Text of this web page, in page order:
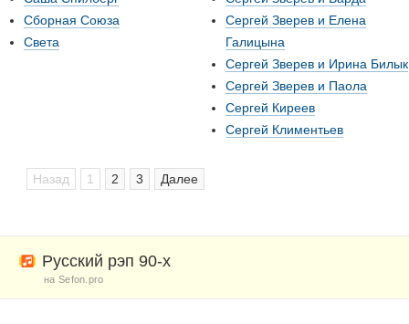
Сборная Союза
Света
Сергей Зверев и Елена
Галицына
Сергей Зверев и Ирина Билык
Сергей Зверев и Паола
Сергей Киреев
Сергей Климентьев
Назад 1 2 3 Далее
Русский рэп 90-х
на Sefon.pro